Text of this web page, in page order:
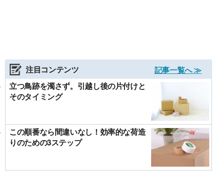
注目コンテンツ
記事一覧へ ≫
立つ鳥跡を濁さず。引越し後の片付けと
そのタイミング
この順番なら間違いなし！効率的な荷造
りのための3ステップ